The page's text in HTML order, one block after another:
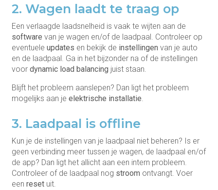
2. Wagen laadt te traag op
Een verlaagde laadsnelheid is vaak te wijten aan de
software van je wagen en/of de laadpaal. Controleer op
eventuele updates en bekijk de instellingen van je auto
en de laadpaal. Ga in het bijzonder na of de instellingen
voor dynamic load balancing juist staan.
Blijft het probleem aanslepen? Dan ligt het probleem
mogelijks aan je elektrische installatie
3. Laadpaal is offline
Kun je de instellingen van je laadpaal niet beheren? Is er
geen verbinding meer tussen je wagen, de laadpaal en/of
de app? Dan ligt het allicht aan een intern probleem.
Controleer of de laadpaal nog stroom ontvangt. Voer
een reset uit.